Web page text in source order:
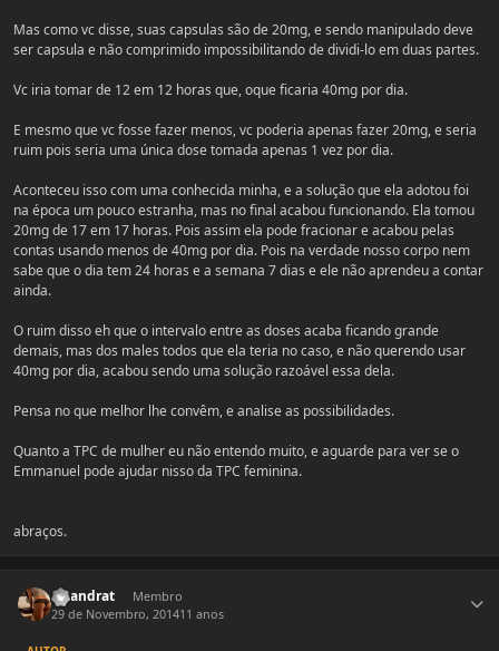
Mas como vc disse, suas capsulas são de 20mg, e sendo manipulado deve
ser capsula e não comprimido impossibilitando de dividi-lo em duas partes.
Vc iria tomar de 12 em 12 horas que, oque ficaria 40mg por dia.
E mesmo que vc fosse fazer menos, vc poderia apenas fazer 20mg, e seria
ruim pois seria uma única dose tomada apenas 1 vez por dia.
Aconteceu isso com uma conhecida minha, e a solução que ela adotou foi
na época um pouco estranha, mas no final acabou funcionando. Ela tomou
20mg de 17 em 17 horas. Pois assim ela pode fracionar e acabou pelas
contas usando menos de 40mg por dia. Pois na verdade nosso corpo nem
sabe que o dia tem 24 horas e a semana 7 dias e ele não aprendeu a contar
ainda.
O ruim disso eh que o intervalo entre as doses acaba ficando grande
demais, mas dos males todos que ela teria no caso, e não querendo usar
40mg por dia, acabou sendo uma solução razoável essa dela.
Pensa no que melhor lhe convêm, e analise as possibilidades.
Quanto a TPC de mulher eu não entendo muito, e aguarde para ver se o
Emmanuel pode ajudar nisso da TPC feminina.
abraços.
Lizandrat
Membro
29 de Novembro, 201411 anos